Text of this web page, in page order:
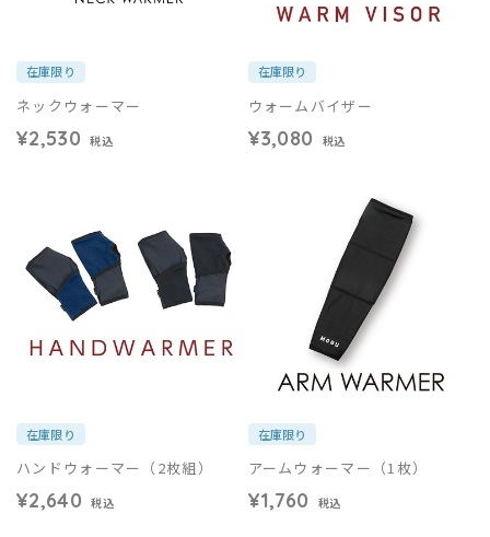
在庫限り
ネックウォーマー
¥2,530 税込
在庫限り
ウォームバイザー
¥3,080 税込
在庫限り
ハンドウォーマー（2枚組）
¥2,640 税込
在庫限り
アームウォーマー（1枚）
¥1,760 税込